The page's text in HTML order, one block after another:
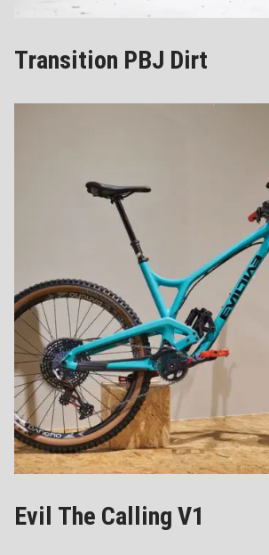
Transition PBJ Dirt
Evil The Calling V1